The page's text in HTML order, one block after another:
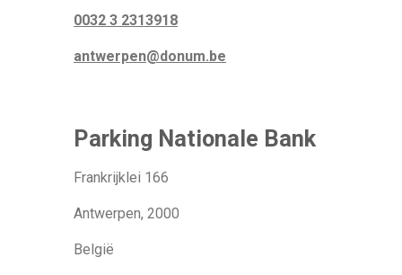
0032 3 2313918
antwerpen@donum.be
Parking Nationale Bank
Frankrijklei 166
Antwerpen, 2000
België